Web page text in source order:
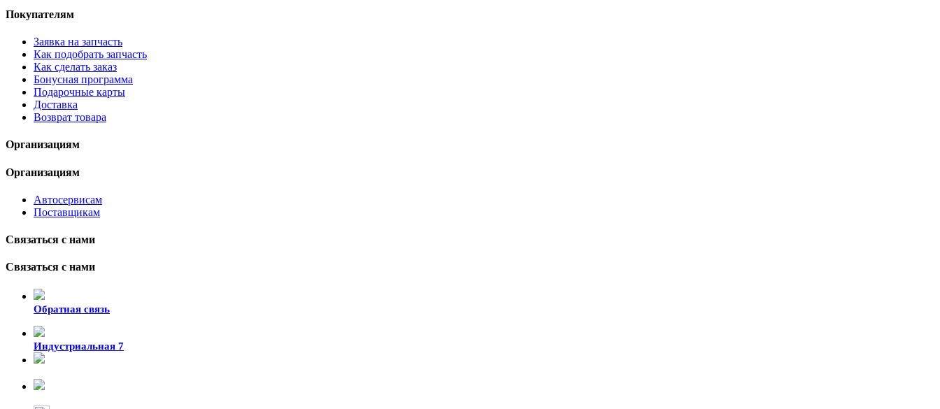
Покупателям
Заявка на запчасть
Как подобрать запчасть
Как сделать заказ
Бонусная программа
Подарочные карты
Доставка
Возврат товара
Организациям
Организациям
Автосервисам
Поставщикам
Связаться с нами
Связаться с нами
Обратная связь
Индустриальная 7